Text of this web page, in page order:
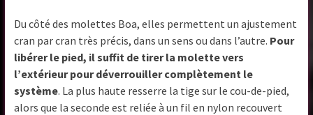
Du côté des molettes Boa, elles permettent un ajustement
cran par cran très précis, dans un sens ou dans l’autre. Pour
libérer le pied, il suffit de tirer la molette vers
l’extérieur pour déverrouiller complètement le
système. La plus haute resserre la tige sur le cou-de-pied,
alors que la seconde est reliée à un fil en nylon recouvert